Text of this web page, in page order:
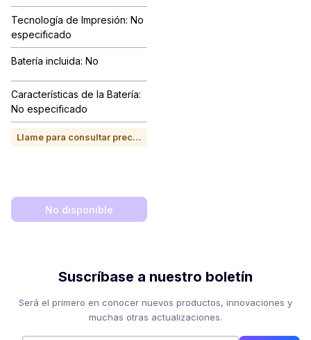
Tecnología de Impresión: No
especificado
Batería incluida: No
Características de la Batería:
No especificado
Llame para consultar precio o para comprar
No disponible
Suscríbase a nuestro boletín
Será el primero en conocer nuevos productos, innovaciones y
muchas otras actualizaciones.